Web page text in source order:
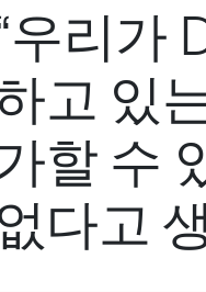
우리가
고 있
할 수
다고